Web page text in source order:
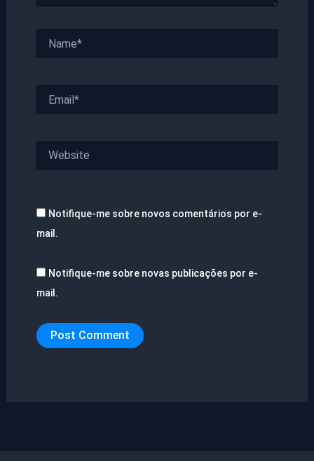
Notifique-me sobre novos comentários por e-
mail.
Notifique-me sobre novas publicações por e-
mail.